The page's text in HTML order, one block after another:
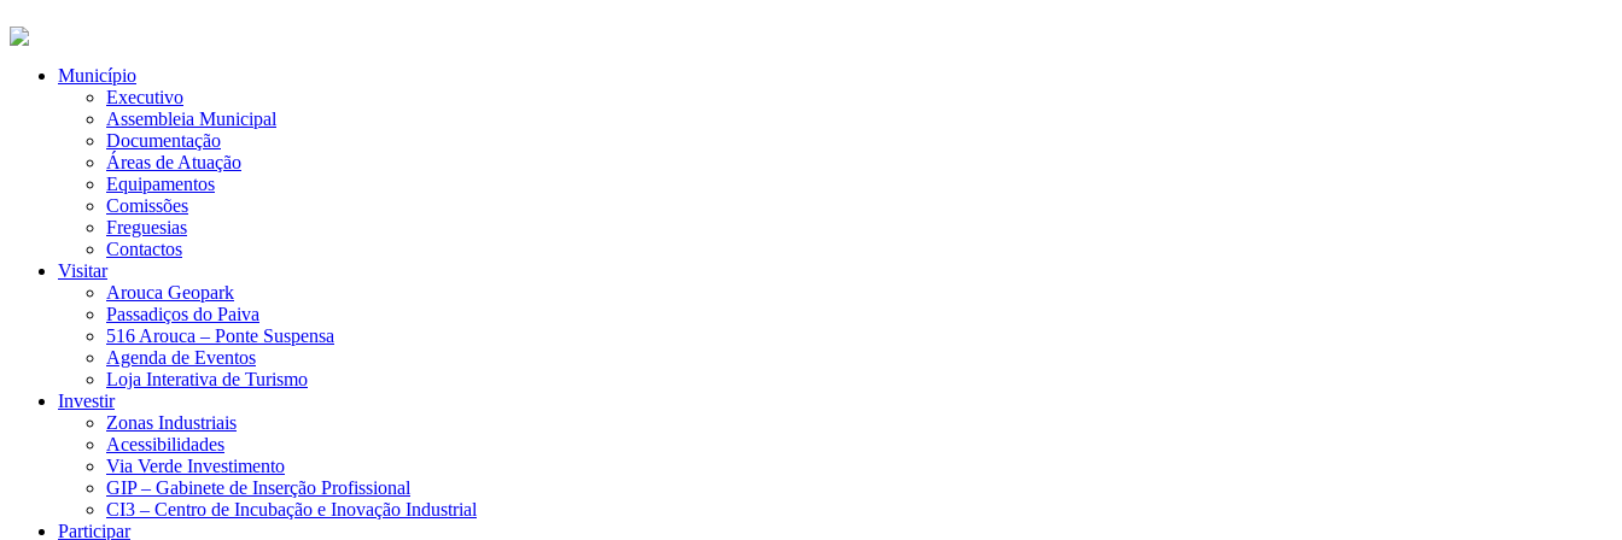
Município
Executivo
Assembleia Municipal
Documentação
Áreas de Atuação
Equipamentos
Comissões
Freguesias
Contactos
Visitar
Arouca Geopark
Passadiços do Paiva
516 Arouca – Ponte Suspensa
Agenda de Eventos
Loja Interativa de Turismo
Investir
Zonas Industriais
Acessibilidades
Via Verde Investimento
GIP – Gabinete de Inserção Profissional
CI3 – Centro de Incubação e Inovação Industrial
Participar